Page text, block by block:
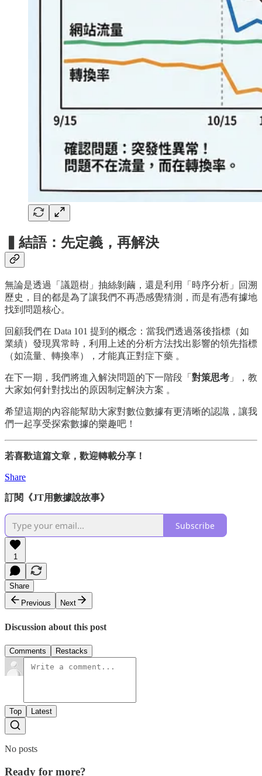
▍結語：先定義，再解決
無論是透過「議題樹」抽絲剝繭，還是利用「時序分析」回溯
歷史，目的都是為了讓我們不再憑感覺猜測，而是有憑有據地
找到問題核心。
回顧我們在 Data 101 提到的概念：當我們透過落後指標（如
業績）發現異常時，利用上述的分析方法找出影響的領先指標
（如流量、轉換率），才能真正對症下藥 。
在下一期，我們將進入解決問題的下一階段「 對策思考 」，教
大家如何針對找出的原因制定解決方案 。
希望這期的內容能幫助大家對數位數據有更清晰的認識，讓我
們一起享受探索數據的樂趣吧！
若喜歡這篇文章，歡迎轉載分享！
Share
訂閱《JT用數據說故事》
Subscribe
1
Share
Previous
Next
Discussion about this post
Comments Restacks
Top Latest
No posts
Ready for more?